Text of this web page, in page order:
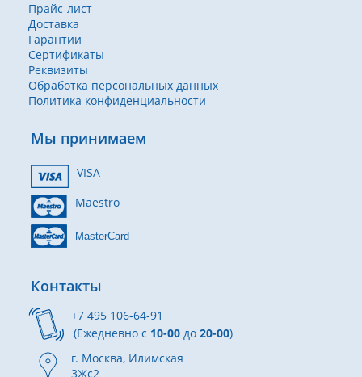
Прайс-лист
Доставка
Гарантии
Сертификаты
Реквизиты
Обработка персональных данных
Политика конфиденциальности
Мы принимаем
VISA
Maestro
MasterCard
Контакты
+7 495 106-64-91
(Ежедневно с 10-00 до 20-00)
г. Москва, Илимская
3Жс2